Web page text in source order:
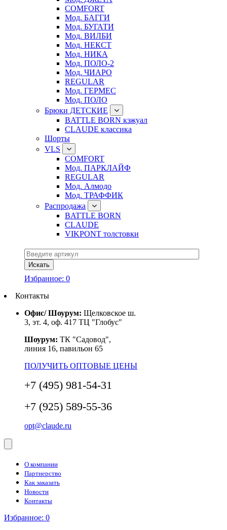
COMFORT
Мод. БАГГИ
Мод. БУГАТИ
Мод. ВИЛБИ
Мод. НЕКСТ
Мод. НИКА
Мод. ПОЛО-2
Мод. ЧИАРО
REGULAR
Мод. ГЕРМЕС
Мод. ПОЛО
Брюки ДЕТСКИЕ
BATTLE BORN кэжуал
CLAUDE классика
Шорты
VLS
COMFORT
Мод. ПАРКЛАЙФ
REGULAR
Мод. Алмодо
Мод. ТРАФФИК
Распродажа
BATTLE BORN
CLAUDE
VIKPONT толстовки
Избранное: 0
Контакты
Офис/ Шоурум: Щелковское ш.
3, эт. 4, оф. 417 ТЦ "Глобус"
Шоурум: ТК "Садовод",
линия 16, павильон 65
ПОЛУЧИТЬ ОПТОВЫЕ ЦЕНЫ
+7 (495) 981-54-31
+7 (925) 589-55-36
opt@claude.ru
О компании
Партнерство
Как заказать
Новости
Контакты
Избранное: 0